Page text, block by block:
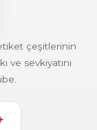
çeşitlerinin
ve sevkiyatını